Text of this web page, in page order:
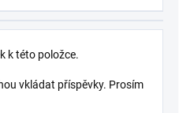
k této položce.
vkládat příspěvky. Prosím